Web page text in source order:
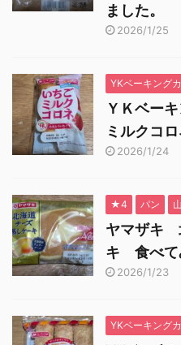
ました。
2026/1/25
YKベーキング
ＹＫベー
ミルクコ
2026/1/24
★4 パン
ヤマザキ
キ 食べて
2026/1/23
YKベーキング